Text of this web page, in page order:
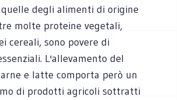
degli alimenti di origine
molte proteine vegetali,
cereali, sono povere di
L'allevamento del
e latte comporta però un
di prodotti agricoli sottratti